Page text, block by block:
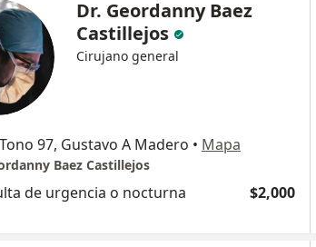
Dr. Geordanny Baez
Castillejos
Cirujano general
97, Gustavo A Madero • Mapa
Baez Castillejos
de urgencia o nocturna $2,000